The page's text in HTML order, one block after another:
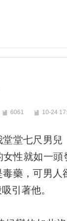
6061 10-24
堂七尺男
性就如一
藥，可男
引著他。